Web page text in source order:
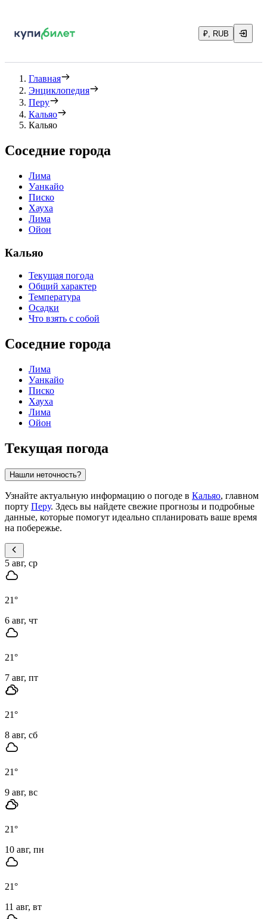
₽, RUB
Главная
Энциклопедия
Перу
Кальяо
Кальяо
Соседние города
Лима
Уанкайо
Писко
Хауха
Лима
Ойон
Кальяо
Текущая погода
Общий характер
Температура
Осадки
Что взять с собой
Соседние города
Лима
Уанкайо
Писко
Хауха
Лима
Ойон
Текущая погода
Нашли неточность?
Узнайте актуальную информацию о погоде в Кальяо, главном
порту Перу. Здесь вы найдете свежие прогнозы и подробные
данные, которые помогут идеально спланировать ваше время
на побережье.
5 авг, ср
21°
6 авг, чт
21°
7 авг, пт
21°
8 авг, сб
21°
9 авг, вс
21°
10 авг, пн
21°
11 авг, вт